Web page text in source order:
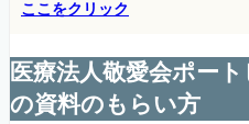
ここをクリック
医療法人敬愛会ポー
の資料のもらい方